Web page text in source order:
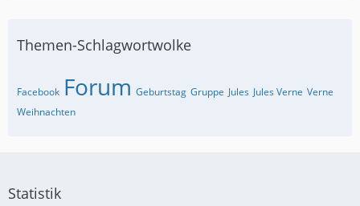
Themen-Schlagwortwolke
Facebook Forum Geburtstag Gruppe Jules Jules Verne Verne
Weihnachten
Statistik